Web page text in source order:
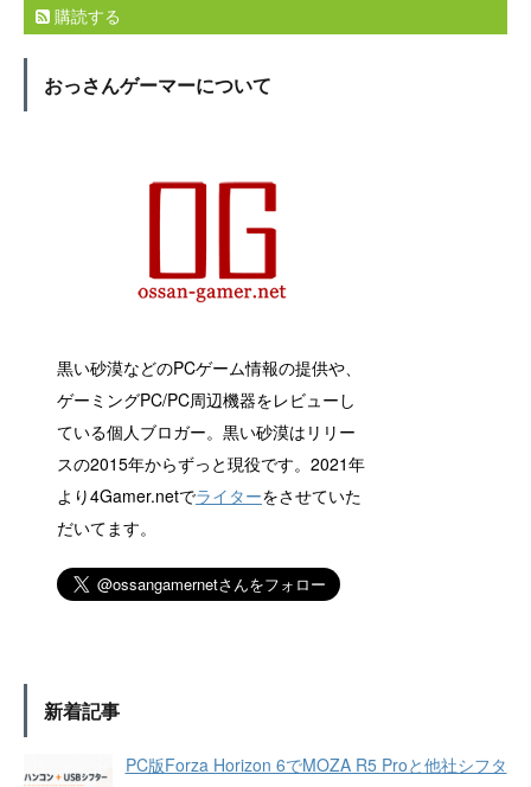
購読する
おっさんゲーマーについて
黒い砂漠などのPCゲーム情報の提供や、
ゲーミングPC/PC周辺機器をレビューし
ている個人ブロガー。黒い砂漠はリリー
スの2015年からずっと現役です。2021年
より4Gamer.netでライターをさせていた
だいてます。
新着記事
PC版Forza Horizon 6でMOZA R5 Proと他社シフタ